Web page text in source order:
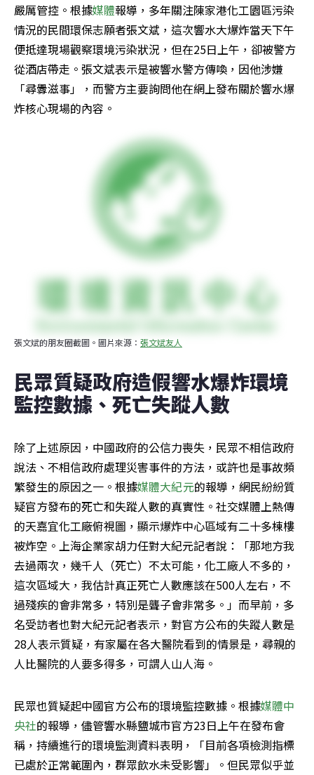
嚴厲管控。根據媒體報導，多年關注陳家港化工園區污染
情況的民間環保志願者張文斌，這次響水大爆炸當天下午
便抵達現場觀察環境污染狀況，但在25日上午，卻被警方
從酒店帶走。張文斌表示是被響水警方傳喚，因他涉嫌
「尋釁滋事」，而警方主要詢問他在網上發布關於響水爆
炸核心現場的內容。
張文斌的朋友圈截圖。圖片來源： 張文斌友人
民眾質疑政府造假響水爆炸環境
監控數據、死亡失蹤人數
除了上述原因，中國政府的公信力喪失，民眾不相信政府
說法、不相信政府處理災害事件的方法，或許也是事故頻
繁發生的原因之一。根據媒體大紀元的報導，網民紛紛質
疑官方發布的死亡和失蹤人數的真實性。社交媒體上熱傳
的天嘉宜化工廠俯視圖，顯示爆炸中心區域有二十多棟樓
被炸空。上海企業家胡力任對大紀元記者說：「那地方我
去過兩次，幾千人（死亡）不太可能，化工廠人不多的，
這次區域大，我估計真正死亡人數應該在500人左右，不
過殘疾的會非常多，特別是聾子會非常多。」而早前，多
名受訪者也對大紀元記者表示，對官方公布的失蹤人數是
28人表示質疑，有家屬在各大醫院看到的情景是，尋親的
人比醫院的人要多得多，可謂人山人海。
民眾也質疑起中國官方公布的環境監控數據。根據媒體中
央社的報導，儘管響水縣鹽城市官方23日上午在發布會
稱，持續進行的環境監測資料表明，「目前各項檢測指標
已處於正常範圍內，群眾飲水未受影響」。但民眾似乎並